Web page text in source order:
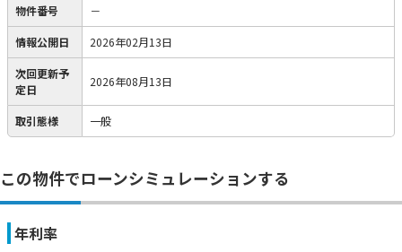
物件番号 －
情報公開日 2026年02月13日
次回更新予
定日
2026年08月13日
取引態様 一般
この物件でローンシミュレーションする
年利率